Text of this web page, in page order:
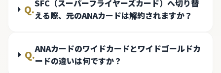
Q.SFC（スーパーフライヤーズカード）へ切り替
える際、元のANAカードは解約されますか？
Q.ANAカードのワイドカードとワイドゴールドカ
ードの違いは何ですか？